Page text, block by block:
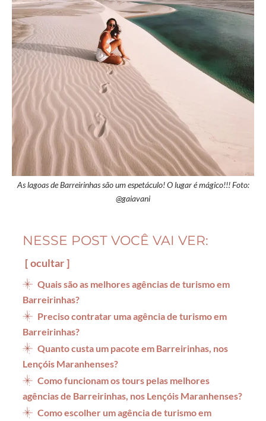
As lagoas de Barreirinhas são um espetáculo! O lugar é mágico!!! Foto:
@gaiavani
NESSE POST VOCÊ VAI VER:
ocultar
Quais são as melhores agências de turismo em
Barreirinhas?
Preciso contratar uma agência de turismo em
Barreirinhas?
Quanto custa um pacote em Barreirinhas, nos
Lençóis Maranhenses?
Como funcionam os tours pelas melhores
agências de Barreirinhas, nos Lençóis Maranhenses?
Como escolher um agência de turismo em